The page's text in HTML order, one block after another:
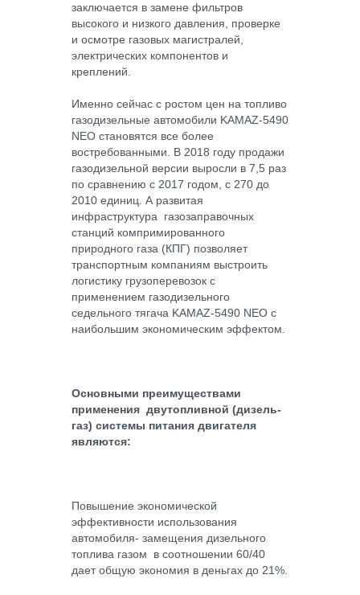
заключается в замене фильтров
высокого и низкого давления, проверке
и осмотре газовых магистралей,
электрических компонентов и
креплений.
Именно сейчас с ростом цен на топливо
газодизельные автомобили KAMAZ-5490
NEO становятся все более
востребованными. В 2018 году продажи
газодизельной версии выросли в 7,5 раз
по сравнению с 2017 годом, с 270 до
2010 единиц. А развитая
инфраструктура газозаправочных
станций компримированного
природного газа (КПГ) позволяет
транспортным компаниям выстроить
логистику грузоперевозок с
применением газодизельного
седельного тягача KAMAZ-5490 NEO с
наибольшим экономическим эффектом.
Основными преимуществами
применения двутопливной (дизель-
газ) системы питания двигателя
являются:
Повышение экономической
эффективности использования
автомобиля- замещения дизельного
топлива газом в соотношении 60/40
дает общую экономия в деньгах до 21%.